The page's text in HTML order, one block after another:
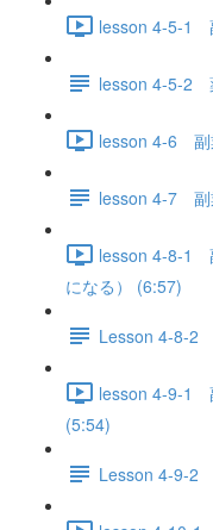
lesson 4-5-1
lesson 4-5-2
lesson 4-6 副
lesson 4-7 副
lesson 4-8-1
になる） (6:57)
Lesson 4-8-2
lesson 4-9-1
(5:54)
Lesson 4-9-2